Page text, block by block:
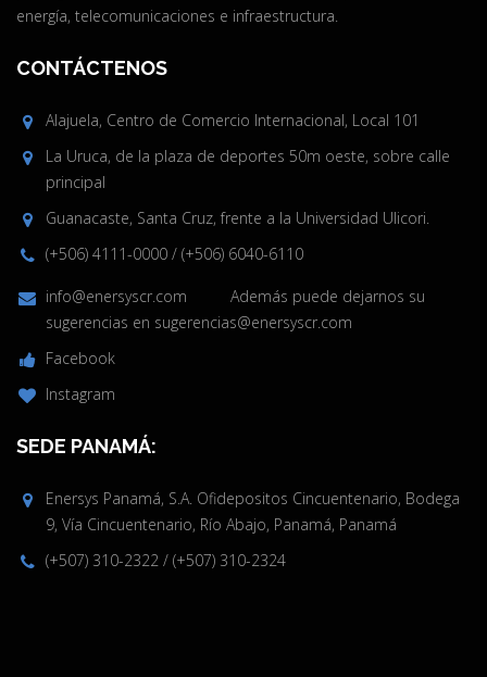
energía, telecomunicaciones e infraestructura.
CONTÁCTENOS
Alajuela, Centro de Comercio Internacional, Local 101
La Uruca, de la plaza de deportes 50m oeste, sobre calle
principal
Guanacaste, Santa Cruz, frente a la Universidad Ulicori.
(+506) 4111-0000 / (+506) 6040-6110
info@enersyscr.com
Además puede dejarnos su
sugerencias en sugerencias@enersyscr.com
Facebook
Instagram
SEDE PANAMÁ:
Enersys Panamá, S.A. Ofidepositos Cincuentenario, Bodega
9, Vía Cincuentenario, Río Abajo, Panamá, Panamá
(+507) 310-2322 / (+507) 310-2324